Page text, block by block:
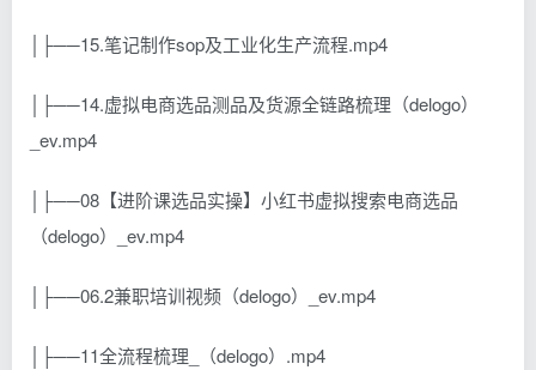
│├──15.笔记制作sop及工业化生产流程.mp4
│├──14.虚拟电商选品测品及货源全链路梳理（delogo）
_ev.mp4
│├──08【进阶课选品实操】小红书虚拟搜索电商选品
（delogo）_ev.mp4
│├──06.2兼职培训视频（delogo）_ev.mp4
│├──11全流程梳理_（delogo）.mp4